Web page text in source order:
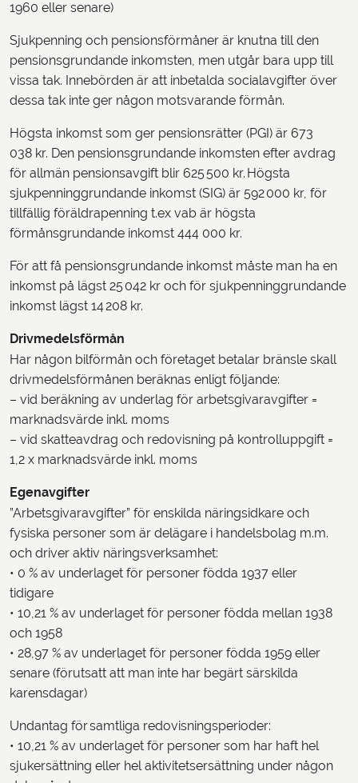
1960 eller senare)
Sjukpenning och pensionsförmåner är knutna till den
pensionsgrundande inkomsten, men utgår bara upp till
vissa tak. Innebörden är att inbetalda socialavgifter över
dessa tak inte ger någon motsvarande förmån.
Högsta inkomst som ger pensionsrätter (PGI) är 673
038 kr. Den pensionsgrundande inkomsten efter avdrag
för allmän pensionsavgift blir 625 500 kr. Högsta
sjukpenninggrundande inkomst (SIG) är 592 000 kr, för
tillfällig föräldrapenning t.ex vab är högsta
förmånsgrundande inkomst 444 000 kr.
För att få pensionsgrundande inkomst måste man ha en
inkomst på lägst 25 042 kr och för sjukpenninggrundande
inkomst lägst 14 208 kr.
Drivmedelsförmån
Har någon bilförmån och företaget betalar bränsle skall
drivmedelsförmånen beräknas enligt följande:
– vid beräkning av underlag för arbetsgivaravgifter =
marknadsvärde inkl. moms
– vid skatteavdrag och redovisning på kontrolluppgift =
1,2 x marknadsvärde inkl. moms
Egenavgifter
”Arbetsgivaravgifter” för enskilda näringsidkare och
fysiska personer som är delägare i handelsbolag m.m.
och driver aktiv näringsverksamhet:
• 0 % av underlaget för personer födda 1937 eller
tidigare
• 10,21 % av underlaget för personer födda mellan 1938
och 1958
• 28,97 % av underlaget för personer födda 1959 eller
senare (förutsatt att man inte har begärt särskilda
karensdagar)
Undantag för samtliga redovisningsperioder:
• 10,21 % av underlaget för personer som har haft hel
sjukersättning eller hel aktivitetsersättning under någon